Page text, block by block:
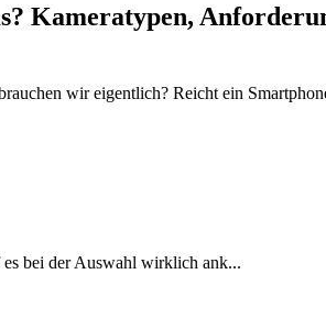
Kameratypen,
wir eigentlich? Reicht ein
bei der Auswahl wirklich ank...